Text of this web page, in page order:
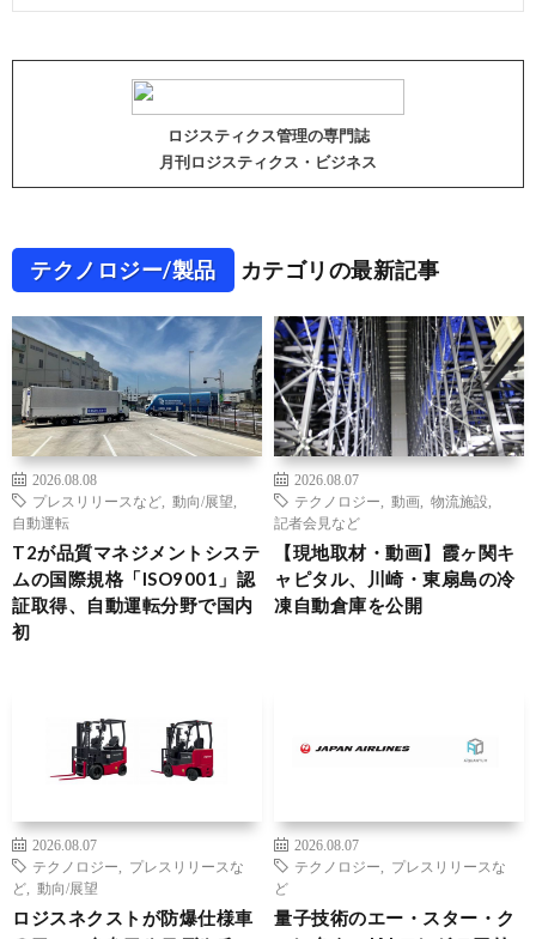
ロジスティクス管理の専門誌
月刊ロジスティクス・ビジネス
テクノロジー/製品 カテゴリの最新記事
2026.08.08
プレスリリースなど
動向/展望
自動運転
T2が品質マネジメントシステ
ムの国際規格「ISO9001」認
証取得、自動運転分野で国内
初
2026.08.07
テクノロジー
動画 物流施設
記者会見など
【現地取材・動画】霞ヶ関キ
ャピタル、川崎・東扇島の冷
凍自動倉庫を公開
2026.08.07
テクノロジー
プレスリリースな
ど
動向/展望
ロジスネクストが防爆仕様車
2026.08.07
テクノロジー
プレスリリースな
ど
量子技術のエー・スター・ク